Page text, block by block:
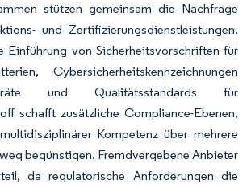
stützen gemeinsam die Nachfrage
und Zertifizierungsdienstleistungen.
Einführung von Sicherheitsvorschriften für
Cybersicherheitskennzeichnungen
und Qualitätsstandards für
schafft zusätzliche Compliance-Ebenen,
Kompetenz über mehrere
begünstigen. Fremdvergebene Anbieter
da regulatorische Anforderungen die